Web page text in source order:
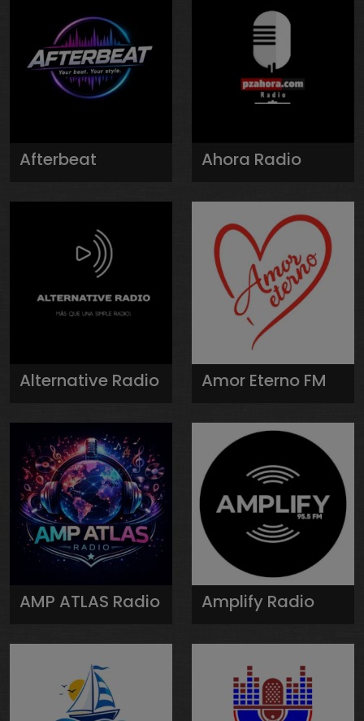
Afterbeat Ahora Radio
Alternative Radio Amor Eterno FM
AMP ATLAS Radio Amplify Radio